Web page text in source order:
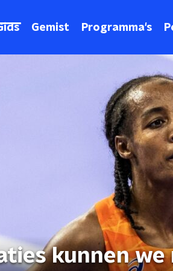
Gemist Programma's
kunnen